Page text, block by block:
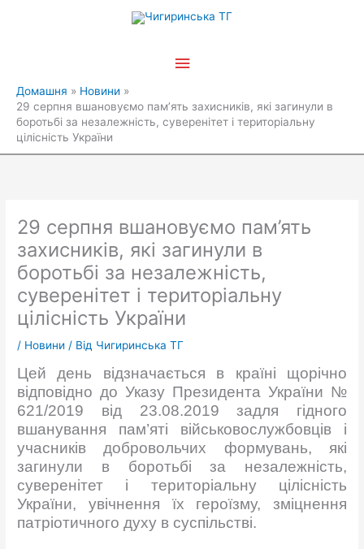
Головне
Домашня
Новини
29 серпня вшановуємо пам’ять захисників, які загинули в
боротьбі за незалежність, суверенітет і територіальну
цілісність України
29 серпня вшановуємо пам’ять
захисників, які загинули в
боротьбі за незалежність,
суверенітет і територіальну
цілісність України
/ Новини / Від Чигиринська ТГ
Цей день відзначається в країні щорічно
відповідно до Указу Президента України №
621/2019 від 23.08.2019 задля гідного
вшанування пам’яті військовослужбовців і
учасників добровольчих формувань, які
загинули в боротьбі за незалежність,
суверенітет і територіальну цілісність
України, увічнення їх героїзму, зміцнення
патріотичного духу в суспільстві.